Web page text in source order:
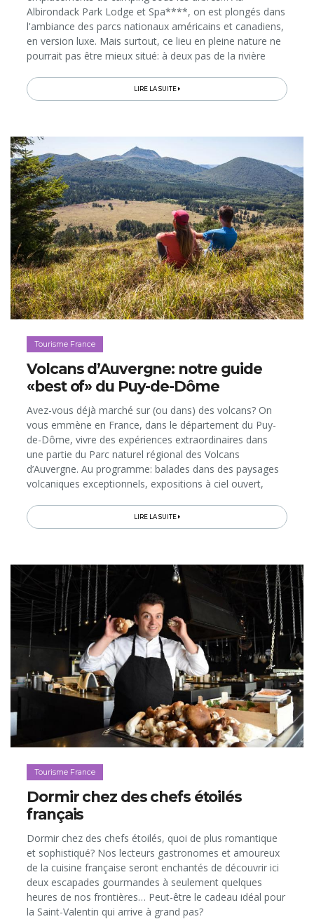
Albirondack Park Lodge et Spa****, on est plongés dans
l'ambiance des parcs nationaux américains et canadiens,
en version luxe. Mais surtout, ce lieu en pleine nature ne
pourrait pas être mieux situé: à deux pas de la rivière
d'Albi...
LIRE LA SUITE
Tourisme France
Volcans d’Auvergne: notre guide
«best of» du Puy-de-Dôme
Avez-vous déjà marché sur (ou dans) des volcans? On
vous emmène en France, dans le département du Puy-
de-Dôme, vivre des expériences extraordinaires dans
une partie du Parc naturel régional des Volcans
d’Auvergne. Au programme: balades dans des paysages
volcaniques exceptionnels, expositions à ciel ouvert,
dégustations…
LIRE LA SUITE
Tourisme France
Dormir chez des chefs étoilés
français
Dormir chez des chefs étoilés, quoi de plus romantique
et sophistiqué? Nos lecteurs gastronomes et amoureux
de la cuisine française seront enchantés de découvrir ici
deux escapades gourmandes à seulement quelques
heures de nos frontières… Peut-être le cadeau idéal pour
la Saint-Valentin qui arrive à grand pas?